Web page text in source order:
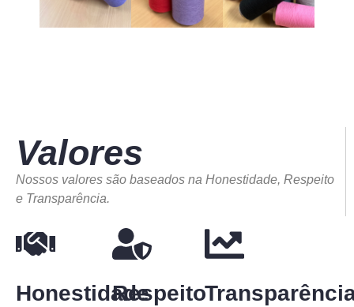
Valores
Nossos valores são baseados na Honestidade, Respeito
e Transparência.
HonestidadeRespeito